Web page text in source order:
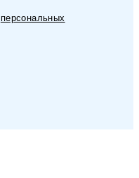
персональных